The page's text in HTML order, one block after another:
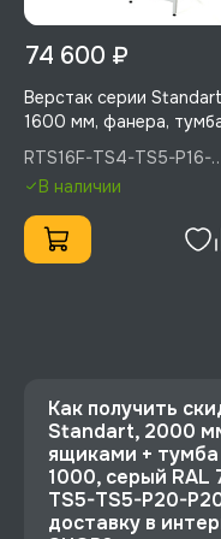
74 600 ₽
Верстак серии
1600 мм, фанера,
4-мя ящиками + тумба с
5-ю ящиками, экран
1000, синий (светло-
серый) RA, RUNTEC,
RTS16F-TS4-TS5-P16-
P16-5005(7035)
RTS16F-TS4-TS5-P16-
P16-5005(7035),
В наличии
Как получить
Standart, 2000
ящиками +
1000, серый RAL
TS5-TS5-P20-
доставку в